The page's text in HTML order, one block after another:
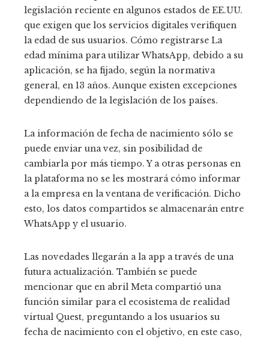
legislación reciente en algunos estados de EE.UU.
que exigen que los servicios digitales verifiquen
la edad de sus usuarios. Cómo registrarse La
edad mínima para utilizar WhatsApp, debido a su
aplicación, se ha fijado, según la normativa
general, en 13 años. Aunque existen excepciones
dependiendo de la legislación de los países.
La información de fecha de nacimiento sólo se
puede enviar una vez, sin posibilidad de
cambiarla por más tiempo. Y a otras personas en
la plataforma no se les mostrará cómo informar
a la empresa en la ventana de verificación. Dicho
esto, los datos compartidos se almacenarán entre
WhatsApp y el usuario.
Las novedades llegarán a la app a través de una
futura actualización. También se puede
mencionar que en abril Meta compartió una
función similar para el ecosistema de realidad
virtual Quest, preguntando a los usuarios su
fecha de nacimiento con el objetivo, en este caso,